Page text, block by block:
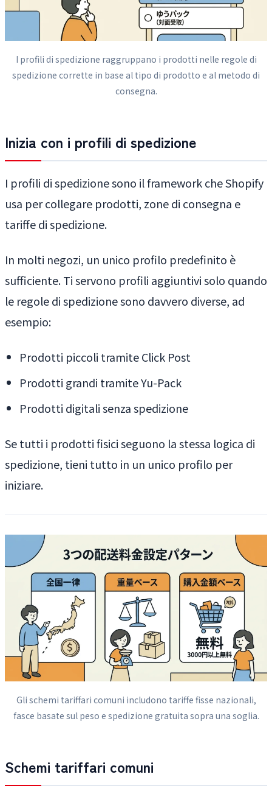
I profili di spedizione raggruppano i prodotti nelle regole di
spedizione corrette in base al tipo di prodotto e al metodo di
consegna.
Inizia con i profili di spedizione
I profili di spedizione sono il framework che Shopify
usa per collegare prodotti, zone di consegna e
tariffe di spedizione.
In molti negozi, un unico profilo predefinito è
sufficiente. Ti servono profili aggiuntivi solo quando
le regole di spedizione sono davvero diverse, ad
esempio:
Prodotti piccoli tramite Click Post
Prodotti grandi tramite Yu-Pack
Prodotti digitali senza spedizione
Se tutti i prodotti fisici seguono la stessa logica di
spedizione, tieni tutto in un unico profilo per
iniziare.
Gli schemi tariffari comuni includono tariffe fisse nazionali,
fasce basate sul peso e spedizione gratuita sopra una soglia.
Schemi tariffari comuni